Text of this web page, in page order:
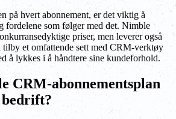
på hvert abonnement, er det viktig å
fordelene som følger med det. Nimble
priser, men leverer også
tilby et omfattende sett med CRM-verktøy
å lykkes i å håndtere sine kundeforhold.
CRM-abonnementsplan